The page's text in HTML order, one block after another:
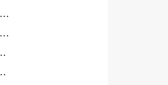
幼儿园的教师培训心得体会
教师参观幼儿园学习心得体会8篇[热门]
学习心得体会15篇
风学习心得体会